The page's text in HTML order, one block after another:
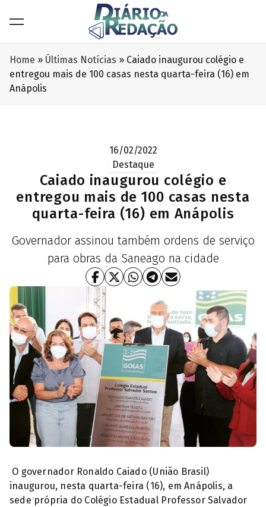
Home » Últimas Notícias » Caiado inaugurou colégio e
entregou mais de 100 casas nesta quarta-feira (16) em
Anápolis
16/02/2022
Destaque
Caiado inaugurou colégio e
entregou mais de 100 casas nesta
quarta-feira (16) em Anápolis
Governador assinou também ordens de serviço
para obras da Saneago na cidade
O governador Ronaldo Caiado (União Brasil)
inaugurou, nesta quarta-feira (16), em Anápolis, a
sede própria do Colégio Estadual Professor Salvador